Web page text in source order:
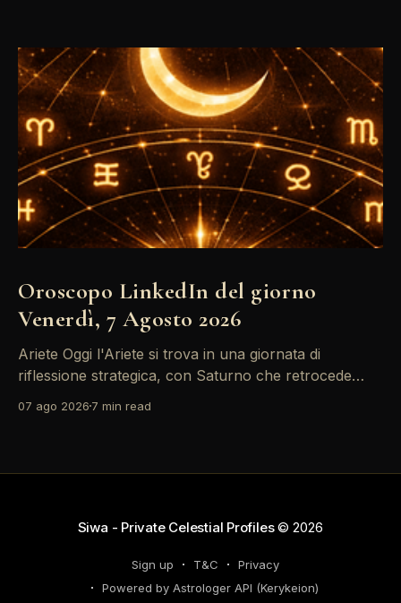
Oroscopo LinkedIn del giorno
Venerdì, 7 Agosto 2026
Ariete Oggi l'Ariete si trova in una giornata di
riflessione strategica, con Saturno che retrocede
riconsiderare il tuo personal brand e l'engagement
07 ago 2026 7 min read
Siwa - Private Celestial Profiles© 2026
Sign up T&C
Privacy
Powered by Astrologer API (Kerykeion)